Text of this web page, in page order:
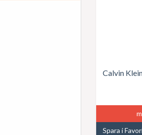
Calvin
Spara i